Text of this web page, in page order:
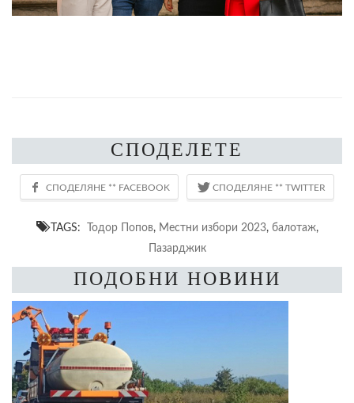
СПОДЕЛЕТЕ
TAGS: Тодор Попов, Местни избори 2023, балотаж,
Пазарджик
ПОДОБНИ НОВИНИ